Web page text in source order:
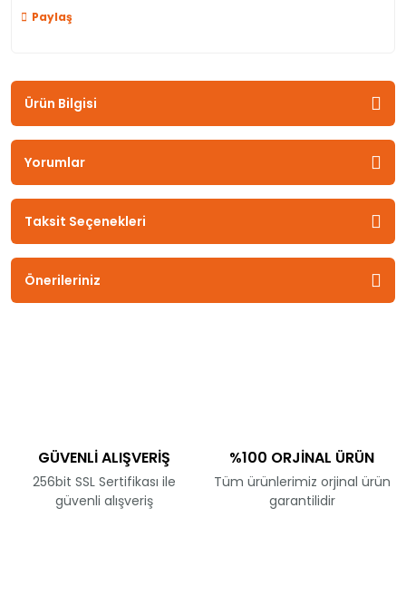
Paylaş
Ürün Bilgisi
Yorumlar
Taksit Seçenekleri
Önerileriniz
GÜVENLİ ALIŞVERİŞ
256bit SSL Sertifikası ile
güvenli alışveriş
%100 ORJİNAL ÜRÜN
Tüm ürünlerimiz orjinal ürün
garantilidir